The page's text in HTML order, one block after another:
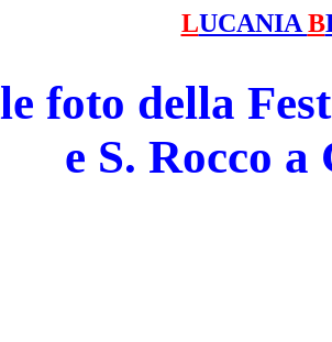
LUCANIA B
le foto della
e S. Rocco